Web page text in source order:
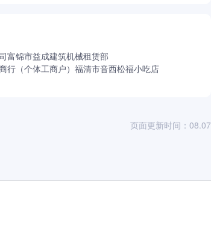
富锦市益成建筑机械租赁部
行（个体工商户） 福清市音西松福小吃店
页面更新时间：08.07